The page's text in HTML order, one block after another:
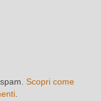
Scopri come